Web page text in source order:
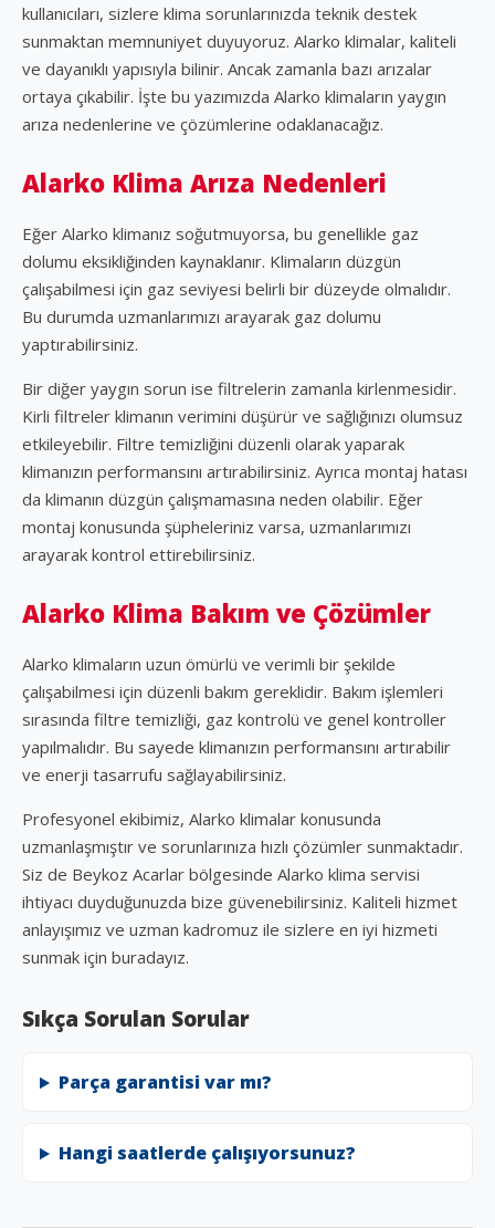
kullanıcıları, sizlere klima sorunlarınızda teknik destek
sunmaktan memnuniyet duyuyoruz. Alarko klimalar, kaliteli
ve dayanıklı yapısıyla bilinir. Ancak zamanla bazı arızalar
ortaya çıkabilir. İşte bu yazımızda Alarko klimaların yaygın
arıza nedenlerine ve çözümlerine odaklanacağız.
Alarko Klima Arıza Nedenleri
Eğer Alarko klimanız soğutmuyorsa, bu genellikle gaz
dolumu eksikliğinden kaynaklanır. Klimaların düzgün
çalışabilmesi için gaz seviyesi belirli bir düzeyde olmalıdır.
Bu durumda uzmanlarımızı arayarak gaz dolumu
yaptırabilirsiniz.
Bir diğer yaygın sorun ise filtrelerin zamanla kirlenmesidir.
Kirli filtreler klimanın verimini düşürür ve sağlığınızı olumsuz
etkileyebilir. Filtre temizliğini düzenli olarak yaparak
klimanızın performansını artırabilirsiniz. Ayrıca montaj hatası
da klimanın düzgün çalışmamasına neden olabilir. Eğer
montaj konusunda şüpheleriniz varsa, uzmanlarımızı
arayarak kontrol ettirebilirsiniz.
Alarko Klima Bakım ve Çözümler
Alarko klimaların uzun ömürlü ve verimli bir şekilde
çalışabilmesi için düzenli bakım gereklidir. Bakım işlemleri
sırasında filtre temizliği, gaz kontrolü ve genel kontroller
yapılmalıdır. Bu sayede klimanızın performansını artırabilir
ve enerji tasarrufu sağlayabilirsiniz.
Profesyonel ekibimiz, Alarko klimalar konusunda
uzmanlaşmıştır ve sorunlarınıza hızlı çözümler sunmaktadır.
Siz de Beykoz Acarlar bölgesinde Alarko klima servisi
ihtiyacı duyduğunuzda bize güvenebilirsiniz. Kaliteli hizmet
anlayışımız ve uzman kadromuz ile sizlere en iyi hizmeti
sunmak için buradayız.
Sıkça Sorulan Sorular
Parça garantisi var mı?
Hangi saatlerde çalışıyorsunuz?